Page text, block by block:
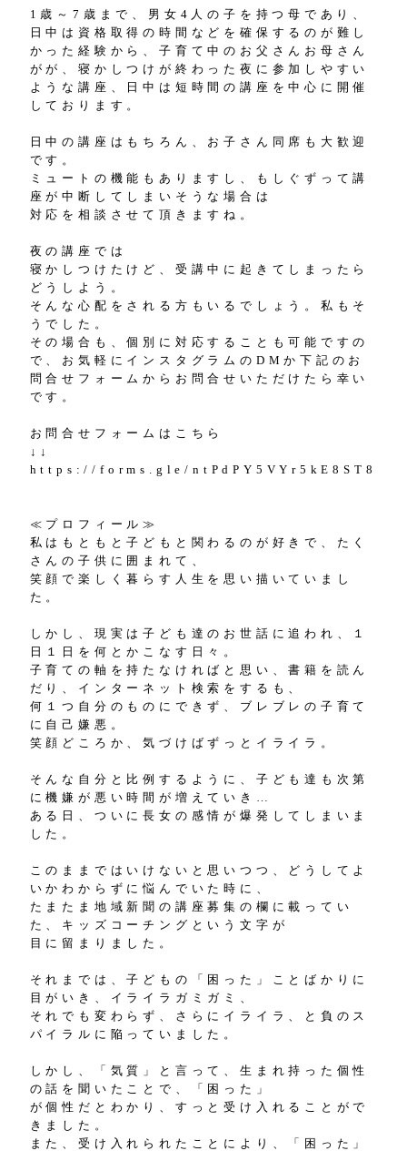
1歳～7歳まで、男女4人の子を持つ母であり、
日中は資格取得の時間などを確保するのが難し
かった経験から、子育て中のお父さんお母さん
がが、寝かしつけが終わった夜に参加しやすい
ような講座、日中は短時間の講座を中心に開催
しております。
日中の講座はもちろん、お子さん同席も大歓迎
です。
ミュートの機能もありますし、もしぐずって講
座が中断してしまいそうな場合は
対応を相談させて頂きますね。
夜の講座では
寝かしつけたけど、受講中に起きてしまったら
どうしよう。
そんな心配をされる方もいるでしょう。私もそ
うでした。
その場合も、個別に対応することも可能ですの
で、お気軽にインスタグラムのDMか下記のお
問合せフォームからお問合せいただけたら幸い
です。
お問合せフォームはこちら
↓↓
https://forms.gle/ntPdPY5VYr5kE8ST8
≪プロフィール≫
私はもともと子どもと関わるのが好きで、たく
さんの子供に囲まれて、
笑顔で楽しく暮らす人生を思い描いていまし
た。
しかし、現実は子ども達のお世話に追われ、１
日１日を何とかこなす日々。
子育ての軸を持たなければと思い、書籍を読ん
だり、インターネット検索をするも、
何１つ自分のものにできず、ブレブレの子育て
に自己嫌悪。
笑顔どころか、気づけばずっとイライラ。
そんな自分と比例するように、子ども達も次第
に機嫌が悪い時間が増えていき…
ある日、ついに長女の感情が爆発してしまいま
した。
このままではいけないと思いつつ、どうしてよ
いかわからずに悩んでいた時に、
たまたま地域新聞の講座募集の欄に載ってい
た、キッズコーチングという文字が
目に留まりました。
それまでは、子どもの「困った」ことばかりに
目がいき、イライラガミガミ、
それでも変わらず、さらにイライラ、と負のス
パイラルに陥っていました。
しかし、「気質」と言って、生まれ持った個性
の話を聞いたことで、「困った」
が個性だとわかり、すっと受け入れることがで
きました。
また、受け入れられたことにより、「困った」